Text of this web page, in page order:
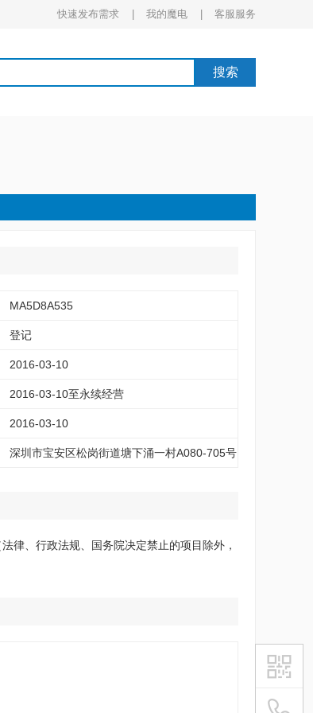
快速发布需求 | 我的魔电 | 客服服务
搜索
MA5D8A535
登记
2016-03-10
2016-03-10至永续经营
2016-03-10
深圳市宝安区松岗街道塘下涌一村A080-705号
律、行政法规、国务院决定禁止的项目除外，
021-